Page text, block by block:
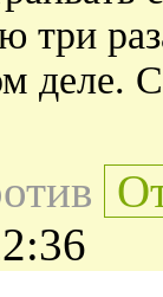
три
деле.